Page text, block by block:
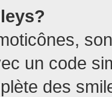
un code
des